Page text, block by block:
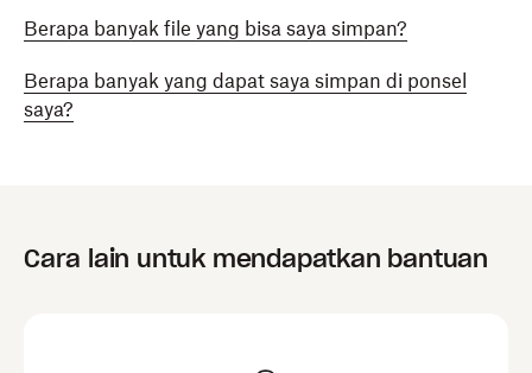
Berapa banyak file yang bisa saya simpan?
Berapa banyak yang dapat saya simpan di ponsel
saya?
Cara lain untuk mendapatkan bantuan